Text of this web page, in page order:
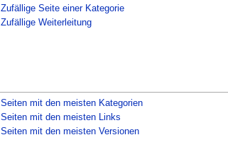
Zufällige Seite einer Kategorie
Zufällige Weiterleitung
Seiten mit den meisten Kategorien
Seiten mit den meisten Links
Seiten mit den meisten Versionen